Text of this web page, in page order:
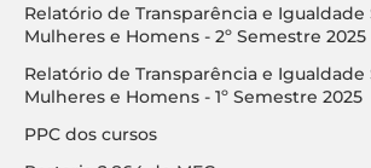
Relatório de Transparência e Igualdade
Mulheres e Homens - 2º Semestre 2025
Relatório de Transparência e Igualdade
Mulheres e Homens - 1º Semestre 2025
PPC dos cursos